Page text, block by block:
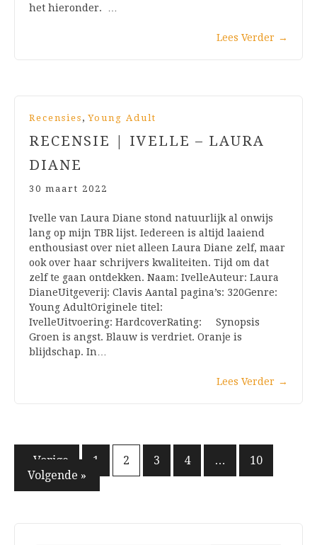
het hieronder. …
Lees Verder →
Recensies , Young Adult
RECENSIE | IVELLE – LAURA
DIANE
30 maart 2022
Ivelle van Laura Diane stond natuurlijk al onwijs
lang op mijn TBR lijst. Iedereen is altijd laaiend
enthousiast over niet alleen Laura Diane zelf, maar
ook over haar schrijvers kwaliteiten. Tijd om dat
zelf te gaan ontdekken. Naam: IvelleAuteur: Laura
DianeUitgeverij: Clavis Aantal pagina’s: 320Genre:
Young AdultOriginele titel:
IvelleUitvoering: HardcoverRating: Synopsis
Groen is angst. Blauw is verdriet. Oranje is
blijdschap. In…
Lees Verder →
Berichten
paginering
« Vorige 1 2 3 4 …
10
Volgende »